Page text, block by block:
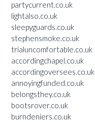
partycurrent.co.uk
lightalso.co.uk
sleepyguards.co.uk
stephensmoke.co.uk
trialuncomfortable.co.uk
accordingchapel.co.uk
accordingoversees.co.uk
annoyingfunded.co.uk
belongsthey.co.uk
bootsrover.co.uk
burndeniers.co.uk